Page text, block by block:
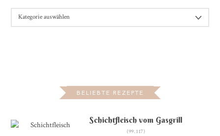
BELIEBTE REZEPTE
Schichtfleisch vom Gasgrill
(99.117)